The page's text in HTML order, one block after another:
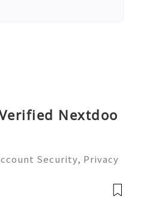
Nextdoo
Security, Privacy
7 Customer Support 💫